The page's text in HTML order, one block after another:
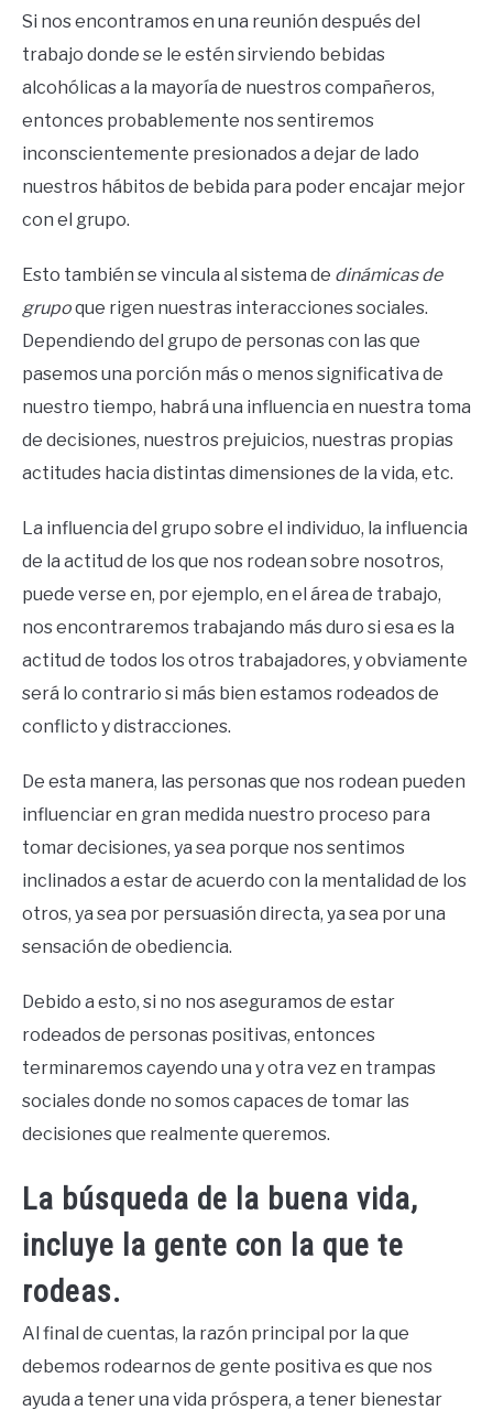
Si nos encontramos en una reunión después del
trabajo donde se le estén sirviendo bebidas
alcohólicas a la mayoría de nuestros compañeros,
entonces probablemente nos sentiremos
inconscientemente presionados a dejar de lado
nuestros hábitos de bebida para poder encajar mejor
con el grupo.
Esto también se vincula al sistema de dinámicas de
grupoque rigen nuestras interacciones sociales.
Dependiendo del grupo de personas con las que
pasemos una porción más o menos significativa de
nuestro tiempo, habrá una influencia en nuestra toma
de decisiones, nuestros prejuicios, nuestras propias
actitudes hacia distintas dimensiones de la vida, etc.
La influencia del grupo sobre el individuo, la influencia
de la actitud de los que nos rodean sobre nosotros,
puede verse en, por ejemplo, en el área de trabajo,
nos encontraremos trabajando más duro si esa es la
actitud de todos los otros trabajadores, y obviamente
será lo contrario si más bien estamos rodeados de
conflicto y distracciones.
De esta manera, las personas que nos rodean pueden
influenciar en gran medida nuestro proceso para
tomar decisiones, ya sea porque nos sentimos
inclinados a estar de acuerdo con la mentalidad de los
otros, ya sea por persuasión directa, ya sea por una
sensación de obediencia.
Debido a esto, si no nos aseguramos de estar
rodeados de personas positivas, entonces
terminaremos cayendo una y otra vez en trampas
sociales donde no somos capaces de tomar las
decisiones que realmente queremos.
La búsqueda de la buena vida,
incluye la gente con la que te
rodeas.
Al final de cuentas, la razón principal por la que
debemos rodearnos de gente positiva es que nos
ayuda a tener una vida próspera, a tener bienestar